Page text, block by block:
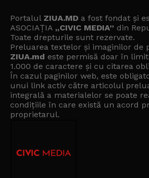
Portalul ZIUA.MD a fost fondat și
ASOCIAȚIA „CIVIC MEDIA” din
Toate drepturile sunt rezervate.
Preluarea textelor și imaginilor de
ZIUA.md este permisă doar în
1.000 de caractere și cu citarea
În cazul paginilor web, este
unui link activ către articolul
integrală a materialelor se poate
condițiile în care există un acord
proprietarul.